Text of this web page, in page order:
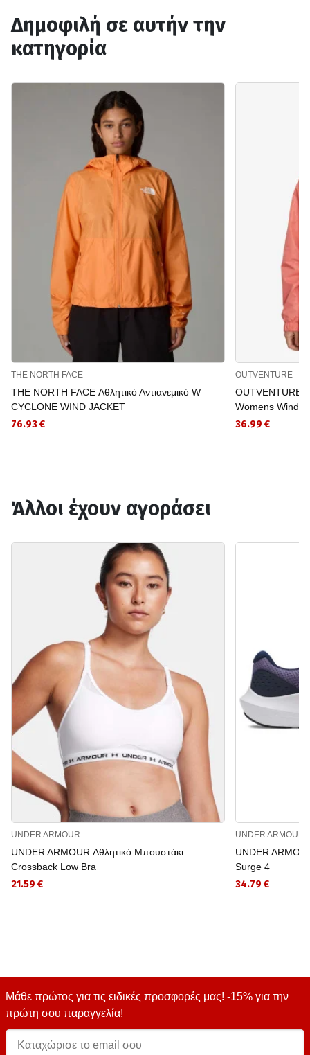
Δημοφιλή σε αυτήν την
κατηγορία
THE NORTH FACE
THE NORTH FACE Αθλητικό Αντιανεμικό W
CYCLONE WIND JACKET
76.93 €
OUTVENTURE
OUTVENTURE
Womens
36.99 €
Άλλοι έχουν αγοράσει
UNDER ARMOUR
UNDER ARMOUR Αθλητικό Μπουστάκι
Crossback Low Bra
21.59 €
UNDER ARMOUR
UNDER
Surge 4
34.79 €
Μάθε πρώτος για τις ειδικές προσφορές μας! -15% για την
πρώτη σου παραγγελία!